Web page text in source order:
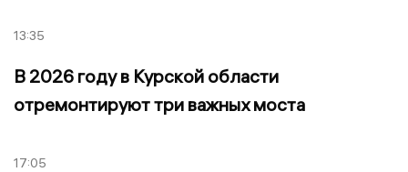
13:35
В 2026 году в Курской области
отремонтируют три важных моста
17:05